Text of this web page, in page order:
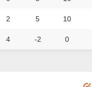
2 5 10
4 -2 0